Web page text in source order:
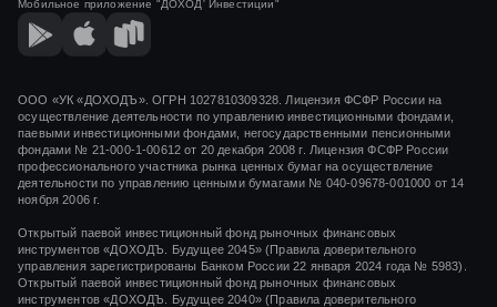
СООБЩЕНИЕ ОБ ОДНОВРЕМЕННОМ ПРИОСТАНОВЛЕНИИ ВЫДАЧИ И
ПОГАШЕНИЯ ИНВЕСТИЦИОННЫХ ПАЕВ БИРЖЕВЫХ ФОНДОВ
ИНСТРУМЕНТОВ
СООБЩЕНИЕ ОБ ОБНАРУЖЕНИИ (ВЫЯВЛЕНИИ) НЕТОЧНЫХ,
НЕПОЛНЫХ И (ИЛИ) НЕДОСТОВЕРНЫХ СВЕДЕНИЙ В
РАСКРЫВАЕМОЙ ИНФОРМАЦИИ
НЕПОЛНЫХ И (ИЛИ) НЕДОСТОВЕРНЫХ СВЕДЕНИЙ В
РАСКРЫВАЕМОЙ ИНФОРМАЦИИ (КИД) ЗПИФ НЕДВИЖИМОСТИ
«ДОХОДЪ – РЕНТНАЯ НЕДВИЖИМОСТЬ»
Мобильное приложение "ДОХОД' Инвестиции"
ООО «УК «ДОХОДЪ». ОГРН 1027810309328. Лицензия ФСФР России на
осуществление деятельности по управлению инвестиционными фондами,
паевыми инвестиционными фондами, негосударственными пенсионными
фондами № 21-000-1-00612 от 20 декабря 2008 г. Лицензия ФСФР России
профессионального участника рынка ценных бумаг на осуществление
деятельности по управлению ценными бумагами № 040-09678-001000 от 14
ноября 2006 г.
Открытый паевой инвестиционный фонд рыночных финансовых
инструментов «ДОХОДЪ. Будущее 2045» (Правила доверительного
управления зарегистрированы Банком России 22 января 2024 года № 5983).
Открытый паевой инвестиционный фонд рыночных финансовых
инструментов «ДОХОДЪ. Будущее 2040» (Правила доверительного